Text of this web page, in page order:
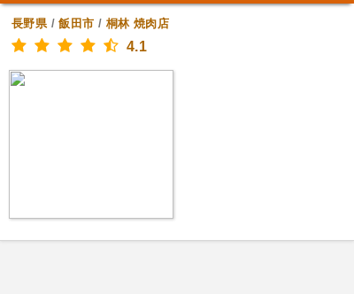
長野県/飯田市 / 桐林 焼肉店
4.1